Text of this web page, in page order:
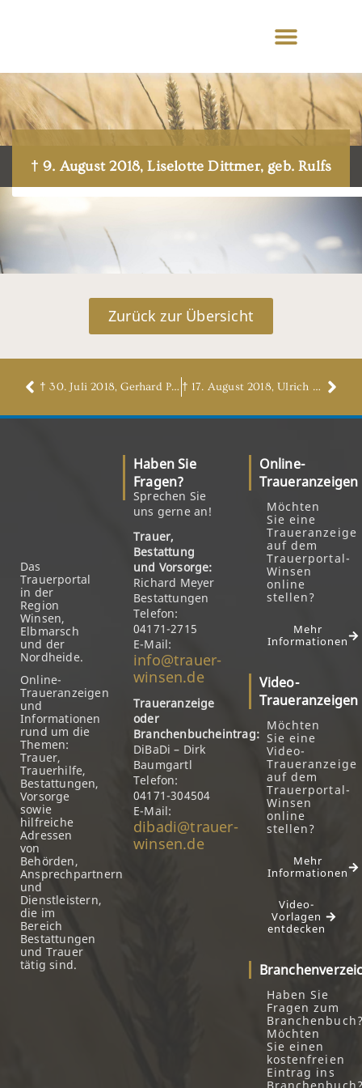
† 9. August 2018, Liselotte Dittmer, geb. Rulfs
Zurück zur Übersicht
† 30. Juli 2018, Gerhard Pinske † 17. August 2018, Ulrich Schäfer
Das
Trauerportal
in der
Region
Winsen,
Elbmarsch
und der
Nordheide.
Online-
Traueranzeigen
und
Informationen
rund um die
Themen:
Trauer,
Trauerhilfe,
Bestattungen,
Vorsorge
sowie
hilfreiche
Adressen
von
Behörden,
Ansprechpartnern
und
Dienstleistern,
die im
Bereich
Bestattungen
und Trauer
tätig sind.
Haben Sie
Fragen?
Sprechen Sie
uns gerne an!
Trauer,
Bestattung
und Vorsorge:
Richard Meyer
Bestattungen
Telefon:
04171-2715
E-Mail:
info@trauer-
winsen.de
Traueranzeige
oder
Branchenbucheintrag:
DiBaDi – Dirk
Baumgartl
Telefon:
04171-304504
E-Mail:
dibadi@trauer-
winsen.de
Online-
Traueranzeigen
Möchten
Sie eine
Traueranzeige
auf dem
Trauerportal-
Winsen
online
stellen?
Mehr
Informationen
Video-
Traueranzeigen
Möchten
Sie eine
Video-
Traueranzeige
auf dem
Trauerportal-
Winsen
online
stellen?
Mehr
Informationen
Video-
Vorlagen
entdecken
Haben Sie
Fragen zum
Möchten
Sie einen
kostenfreien
Eintrag ins